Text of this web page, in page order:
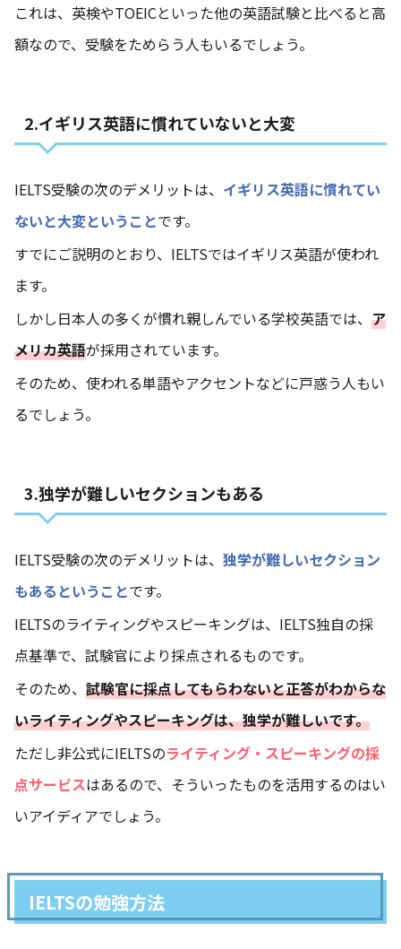
これは、英検やTOEICといった他の英語試験と比べると高
額なので、受験をためらう人もいるでしょう。
2.イギリス英語に慣れていないと大変
IELTS受験の次のデメリットは、 イギリス英語に慣れてい
ないと大変ということです。
すでにご説明のとおり、IELTSではイギリス英語が使われ
ます。
しかし日本人の多くが慣れ親しんでいる学校英語では、 ア
メリカ英語が採用されています。
そのため、使われる単語やアクセントなどに戸惑う人もい
るでしょう。
3.独学が難しいセクションもある
IELTS受験の次のデメリットは、 独学が難しいセクション
もあるということです。
IELTSのライティングやスピーキングは、IELTS独自の採
点基準で、試験官により採点されるものです。
そのため、 試験官に採点してもらわないと正答がわからな
いライティングやスピーキングは、独学が難しいです。
ただし非公式にIELTSのライティング・スピーキングの採
点サービスはあるので、そういったものを活用するのはい
いアイディアでしょう。
IELTSの勉強方法